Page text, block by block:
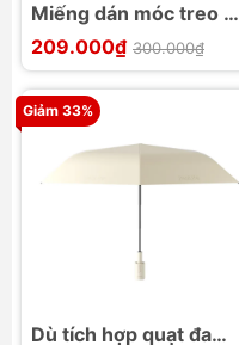
Miếng dán móc treo đa
năng Baseus Beetle
Vehicle Hook
209.000₫ 300.000₫
Giảm 33%
Dù tích hợp quạt đa